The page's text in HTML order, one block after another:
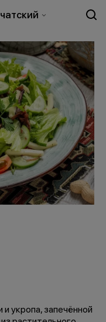
укропа, запечённой